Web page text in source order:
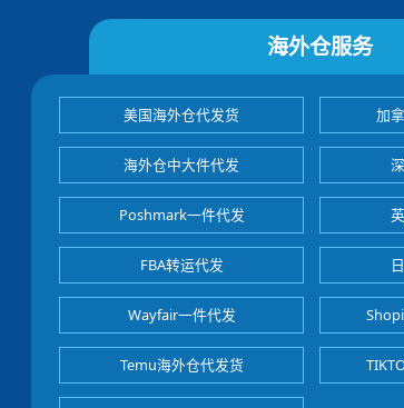
海外仓服务
美国海外仓代发货 加
海外仓中大件代发
Poshmark一件代发
FBA转运代发
Wayfair一件代发
Temu海外仓代发货